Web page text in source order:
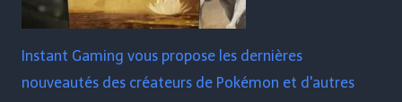
Instant Gaming vous propose les dernières
nouveautés des créateurs de Pokémon et d'autres